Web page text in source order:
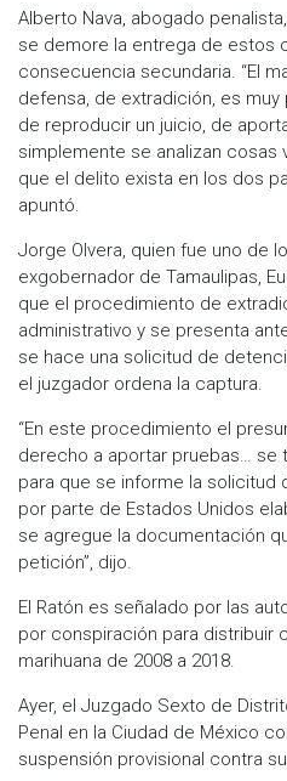
Alberto Nava, abogado
se demore la entrega de estos
consecuencia secundaria. “El
defensa, de extradición, es
de reproducir un juicio, de
simplemente se analizan cosas
que el delito exista en los dos
apuntó.
Jorge Olvera, quien fue uno de
exgobernador de Tamaulipas,
que el procedimiento de
administrativo y se presenta
se hace una solicitud de
el juzgador ordena la captura.
“En este procedimiento el
derecho a aportar pruebas… se
para que se informe la solicitud
por parte de Estados Unidos
se agregue la documentación
petición”, dijo.
El Ratón es señalado por las
por conspiración para distribuir
marihuana de 2008 a 2018.
Ayer, el Juzgado Sexto de
Penal en la Ciudad de México
suspensión provisional contra